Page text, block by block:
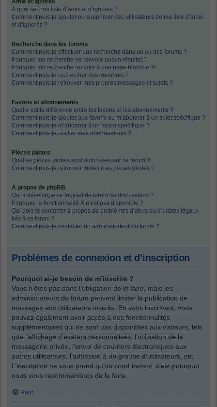
À quoi sert ma liste d’amis et d’ignorés ?
Comment puis-je ajouter ou supprimer des utilisateurs de ma liste d’amis
et d’ignorés ?
Recherche dans les forums
Comment puis-je effectuer une recherche dans un ou des forums ?
Pourquoi ma recherche ne renvoie aucun résultat ?
Pourquoi ma recherche renvoie à une page blanche ?!
Comment puis-je rechercher des membres ?
Comment puis-je retrouver mes propres messages et sujets ?
Favoris et abonnements
Quelle est la différence entre les favoris et les abonnements ?
Comment puis-je ajouter aux favoris ou m’abonner à un sujet spécifique ?
Comment puis-je m’abonner à un forum spécifique ?
Comment puis-je résilier mes abonnements ?
Pièces jointes
Quelles pièces jointes sont autorisées sur ce forum ?
Comment puis-je retrouver toutes mes pièces jointes ?
À propos de phpBB
Qui a développé ce logiciel de forum de discussions ?
Pourquoi la fonctionnalité X n’est pas disponible ?
Qui dois-je contacter à propos de problèmes d’abus ou d’ordres légaux
liés à ce forum ?
Comment puis-je contacter un administrateur du forum ?
Problèmes de connexion et d’inscription
Pourquoi ai-je besoin de m’inscrire ?
Vous n’êtes pas dans l’obligation de le faire, mais les
administrateurs du forum peuvent limiter la publication de
messages aux utilisateurs inscrits. En vous inscrivant, vous
pouvez également avoir accès à des fonctionnalités
supplémentaires qui ne sont pas disponibles aux visiteurs, tels
que l’affichage d’avatars personnalisés, l’utilisation de la
messagerie privée, l’envoi de courriers électroniques aux
autres utilisateurs, l’adhésion à un groupe d’utilisateurs, etc.
L’inscription ne vous prend qu’un court instant, c’est pourquoi
nous vous recommandons de le faire.
Haut